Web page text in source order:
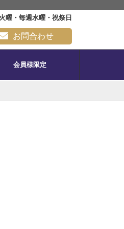
曜・毎週水曜・祝祭日
お問合わせ
会員様限定